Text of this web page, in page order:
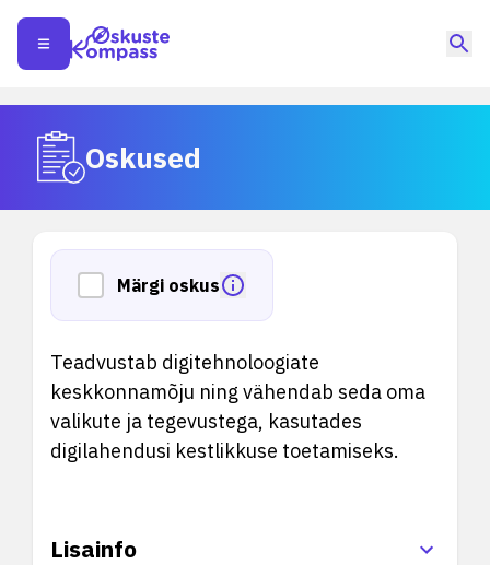
Oskused
Märgi oskus
Teadvustab digitehnoloogiate
keskkonnamõju ning vähendab seda oma
valikute ja tegevustega, kasutades
digilahendusi kestlikkuse toetamiseks.
Lisainfo